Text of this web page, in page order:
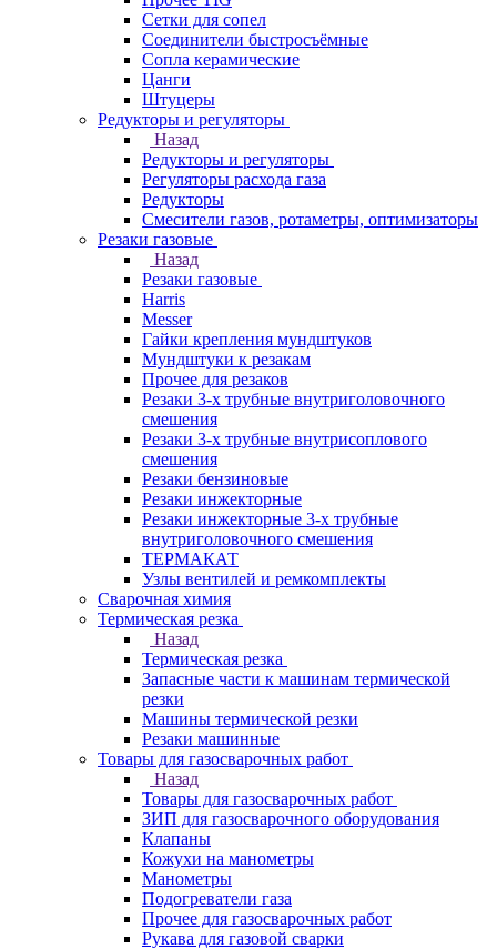
Сетки для сопел
Соединители быстросъёмные
Сопла керамические
Цанги
Штуцеры
Редукторы и регуляторы
Назад
Редукторы и регуляторы
Регуляторы расхода газа
Редукторы
Смесители газов, ротаметры, оптимизаторы
Резаки газовые
Назад
Резаки газовые
Harris
Messer
Гайки крепления мундштуков
Мундштуки к резакам
Прочее для резаков
Резаки 3-х трубные внутриголовочного
смешения
Резаки 3-х трубные внутрисоплового
смешения
Резаки бензиновые
Резаки инжекторные
Резаки инжекторные 3-х трубные
внутриголовочного смешения
ТЕРМАКАТ
Узлы вентилей и ремкомплекты
Сварочная химия
Термическая резка
Назад
Термическая резка
Запасные части к машинам термической
резки
Машины термической резки
Резаки машинные
Товары для газосварочных работ
Назад
Товары для газосварочных работ
ЗИП для газосварочного оборудования
Клапаны
Кожухи на манометры
Манометры
Подогреватели газа
Прочее для газосварочных работ
Рукава для газовой сварки